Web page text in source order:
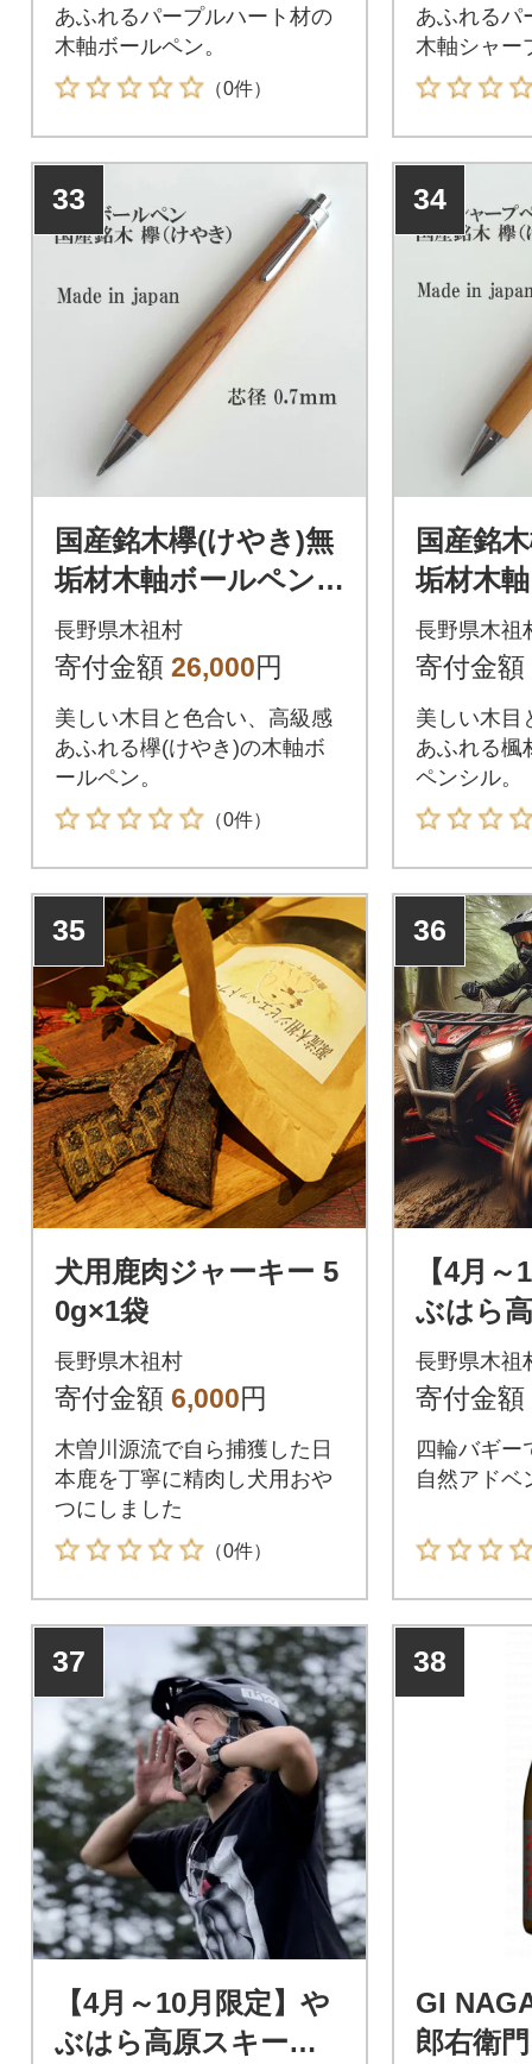
あふれるパープルハート材の
木軸ボールペン。
（0件）
あふれるパ
木軸シャー
33
国産銘木欅(けやき)無
垢材木軸ボールペン
(0.7mm芯)
長野県木祖村
寄付金額 26,000円
美しい木目と色合い、高級感
あふれる欅(けやき)の木軸ボ
ールペン。
（0件）
34
国産銘
垢材木
ンシル
長野県木祖
寄付金額
美しい木目
あふれる楓
ペンシル。
35
犬用鹿肉ジャーキー 5
0g×1袋
長野県木祖村
寄付金額 6,000円
木曽川源流で自ら捕獲した日
本鹿を丁寧に精肉し犬用おや
つにしました
（0件）
36
【4月
ぶはら
場 バ
帰りプ
長野県木祖
寄付金額
四輪バギー
自然アドベ
37
【4月～10月限定】や
ぶはら高原スキー
38
GI
郎右衛